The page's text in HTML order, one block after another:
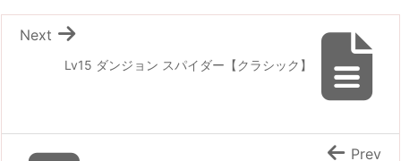
Lv15 ダンジョン スパイダー【クラシック】
Next
Prev